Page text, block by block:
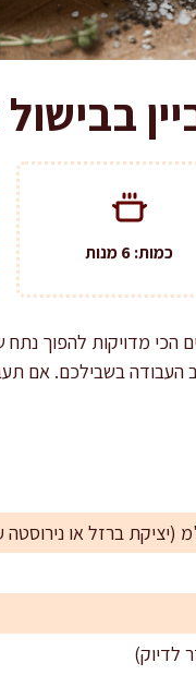
כמות: 6 מנות
הכי מדויקות להפוך
העבודה בשבילכם. אם
לדיוק)